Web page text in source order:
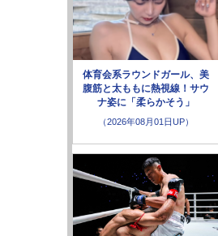
体育会系ラウンドガール、美
腹筋と太ももに熱視線！サウ
ナ姿に「柔らかそう」
（2026年08月01日UP）